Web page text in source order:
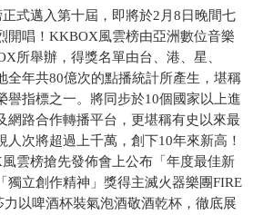
式邁入第十屆，即將於2月8日晚間七
開唱！KKBOX風雲榜由亞洲數位音樂
所舉辦，得獎名單由台、港、星、
全年共80億次的點播統計所產生，堪稱
譽指標之一。將同步於10個國家以上進
網路合作轉播平台，更堪稱有史以來最
人次將超過上千萬，創下10年來新高！
雲榜搶先發佈會上公布「年度最佳新
獨立創作精神」獎得主滅火器樂團FIRE
以啤酒杯裝氣泡酒敬酒乾杯，徹底展